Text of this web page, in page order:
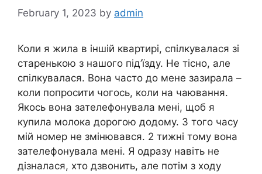
February 1, 2023 by admin
Коли я жила в іншій квартирі, спілкувалася зі
старенькою з нашого під’їзду. Не тісно, але
спілкувалася. Вона часто до мене зазирала –
коли попросити чогось, коли на чаювання.
Якось вона зателефонувала мені, щоб я
купила молока дорогою додому. З того часу
мій номер не змінювався. 2 тижні тому вона
зателефонувала мені. Я одразу навіть не
дізналася, хто дзвонить, але потім з ходу